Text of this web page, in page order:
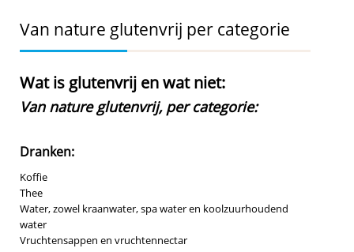
Van nature glutenvrij per categorie
Wat is glutenvrij en wat niet:
Van nature glutenvrij, per categorie:
Dranken:
Koffie
Thee
Water, zowel kraanwater, spa water en koolzuurhoudend
water
Vruchtensappen en vruchtennectar